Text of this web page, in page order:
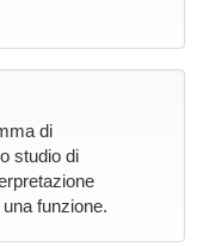
di
studio di
funzione.